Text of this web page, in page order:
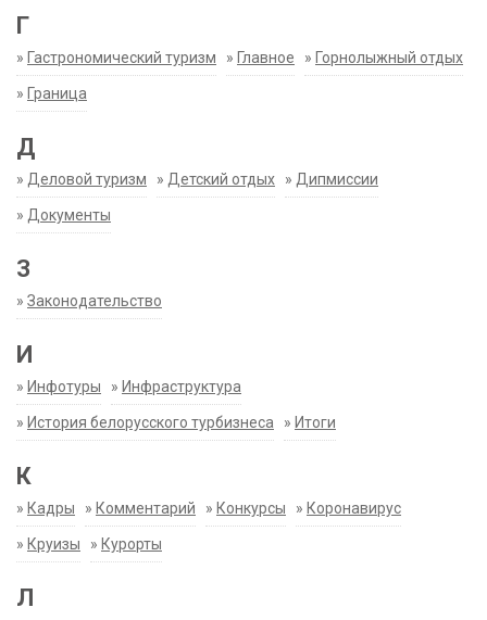
Г
» Гастрономический туризм » Главное » Горнолыжный отдых
» Граница
Д
» Деловой туризм » Детский отдых » Дипмиссии
» Документы
З
» Законодательство
И
» Инфотуры » Инфраструктура
» История белорусского турбизнеса » Итоги
К
» Кадры » Комментарий » Конкурсы » Коронавирус
» Круизы » Курорты
Л